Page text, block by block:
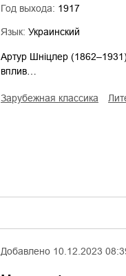
Год выхода: 1917
Язык: Украинский
Артур Шніцлер (1862–1931)
вплив…
зарубежная классика
Добавлено 10.12.2023